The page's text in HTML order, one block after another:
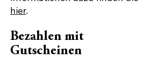
hier.
Bezahlen mit
Gutscheinen